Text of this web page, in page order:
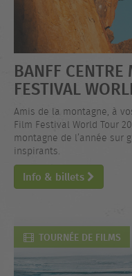
BANFF
FESTIVAL
Amis de la montagne, à
Film Festival World Tour
montagne de l’année sur
inspirants.
Info & billets
TOURNÉE DE FILMS